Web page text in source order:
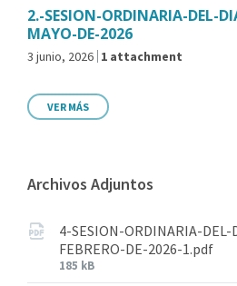
2.-SESION-ORDINARIA-DEL-
MAYO-DE-2026
3 junio, 2026 1 attachment
VER MÁS
Archivos Adjuntos
4-SESION-ORDINARIA-DEL-
FEBRERO-DE-2026-1.pdf
185 kB